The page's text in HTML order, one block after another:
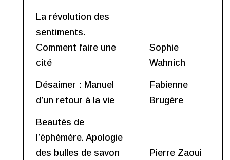
La révolution des
sentiments.
Comment faire une
cité
Sophie
Wahnich
Désaimer : Manuel
d’un retour à la vie
Fabienne
Brugère
Beautés de
l’éphémère. Apologie
des bulles de savon
Pierre Zaoui